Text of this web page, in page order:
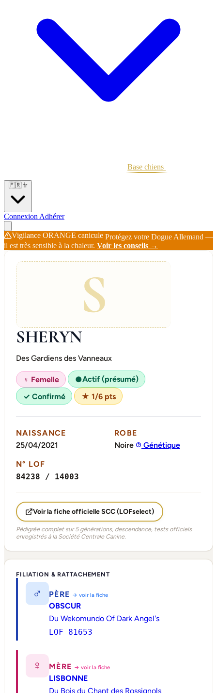
Base chiens
🇫🇷 fr
Connexion Adhérer
Vigilance ORANGE canicule Protégez votre Dogue Allemand —
il est très sensible à la chaleur. Voir les conseils →
S
SHERYN
Des Gardiens des Vanneaux
♀ Femelle ●Actif (présumé)
✓ Confirmé
★ 1/6 pts
NAISSANCE
25/04/2021
ROBE
Noire
Génétique
N° LOF
84238 / 14003
Voir la fiche officielle SCC (LOFselect)
Pédigrée complet sur 5 générations, descendance, tests officiels
enregistrés à la Société Centrale Canine.
FILIATION & RATTACHEMENT
♂ PÈRE → voir la fiche
OBSCUR
Du Wekomundo Of Dark Angel's
LOF 81653
♀ MÈRE → voir la fiche
LISBONNE
Du Bois du Chant des Rossignols